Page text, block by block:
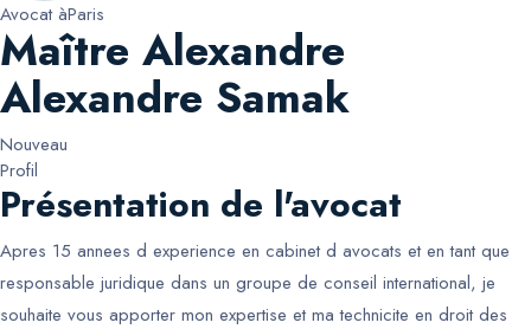
Avocat àParis
Maître Alexandre
Alexandre Samak
Nouveau
Profil
Présentation de l'avocat
Apres 15 annees d experience en cabinet d avocats et en tant que
responsable juridique dans un groupe de conseil international, je
souhaite vous apporter mon expertise et ma technicite en droit des